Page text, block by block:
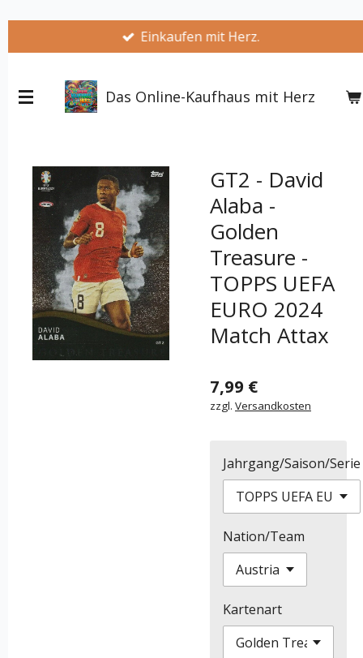
springen
Einkaufen mit Herz.
Das Online-Kaufhaus mit Herz
GT2 - David
Alaba -
Golden
Treasure -
TOPPS UEFA
EURO 2024
Match Attax
7,99 €
zzgl. Versandkosten
Jahrgang/Saison/Serie
Nation/Team
Kartenart